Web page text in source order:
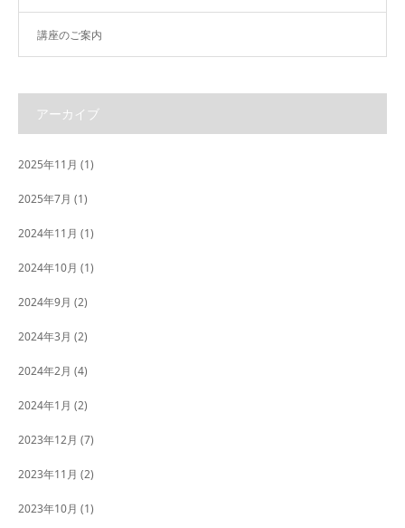
講座のご案内
アーカイブ
2025年11月 (1)
2025年7月 (1)
2024年11月 (1)
2024年10月 (1)
2024年9月 (2)
2024年3月 (2)
2024年2月 (4)
2024年1月 (2)
2023年12月 (7)
2023年11月 (2)
2023年10月 (1)